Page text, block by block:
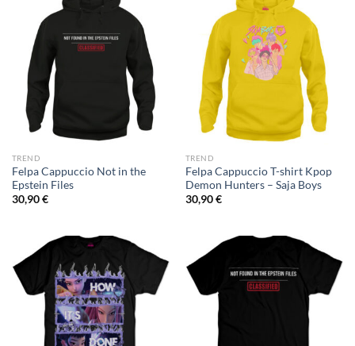
TREND
Felpa Cappuccio Not in the
Epstein Files
30,90€
TREND
Felpa Cappuccio T-shirt Kpop
Demon Hunters – Saja Boys
30,90€